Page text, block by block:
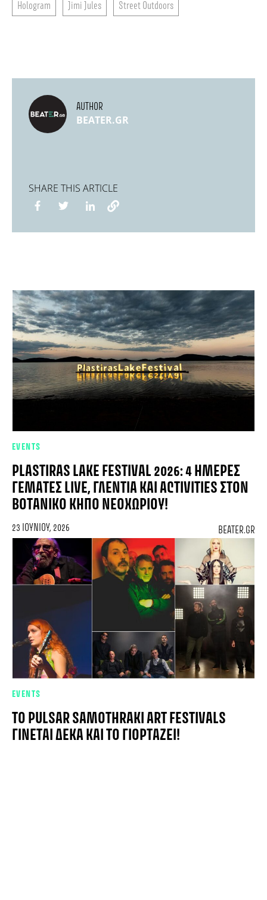
Hologram Jimi Jules Street Outdoors
AUTHOR
BEATER.GR
SHARE THIS ARTICLE
EVENTS
PLASTIRAS LAKE FESTIVAL 2026: 4 ΗΜΈΡΕΣ
ΓΕΜΆΤΕΣ LIVE, ΓΛΈΝΤΙΑ ΚΑΙ ACTIVITIES ΣΤΟΝ
ΒΟΤΑΝΙΚΌ ΚΉΠΟ ΝΕΟΧΩΡΊΟΥ!
23 ΙΟΥΝΊΟΥ, 2026 BEATER.GR
EVENTS
ΤΟ PULSAR SAMOTHRAKI ART FESTIVALS
ΓΊΝΕΤΑΙ ΔΈΚΑ ΚΑΙ ΤΟ ΓΙΟΡΤΆΖΕΙ!